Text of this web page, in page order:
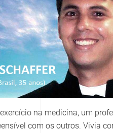
na medicina, um
com os outros. Vivia